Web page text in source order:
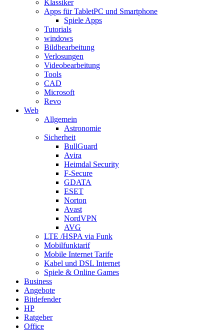
Klassiker
Apps für TabletPC und Smartphone
Spiele Apps
Tutorials
windows
Bildbearbeitung
Verlosungen
Videobearbeitung
Tools
CAD
Microsoft
Revo
Web
Allgemein
Astronomie
Sicherheit
BullGuard
Avira
Heimdal Security
F-Secure
GDATA
ESET
Norton
Avast
NordVPN
AVG
LTE /HSPA via Funk
Mobilfunktarif
Mobile Internet Tarife
Kabel und DSL Internet
Spiele & Online Games
Business
Angebote
Bitdefender
HP
Ratgeber
Office